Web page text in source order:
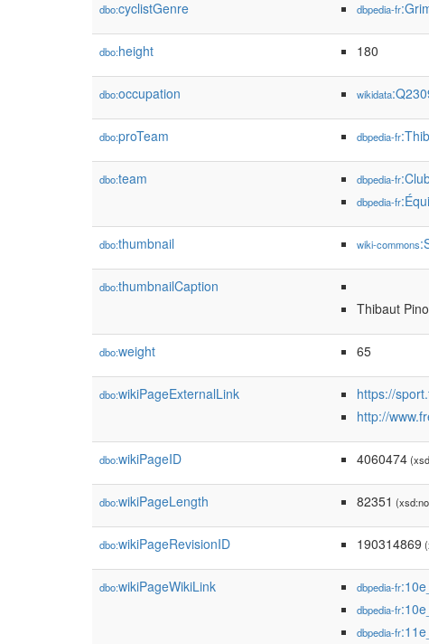
dbo:cyclistGenre dbpedia-fr
dbo:height 180
dbo:occupation wikidata
dbo:proTeam dbpedia-fr
dbo:team dbpedia-fr
dbpedia-fr
dbo:thumbnail wiki-commons
dbo:thumbnailCaption
Thibaut
dbo:weight 65
dbo:wikiPageExternalLink
https://
http://
dbo:wikiPageID 4060474
dbo:wikiPageLength 82351
dbo:wikiPageRevisionID 190314869
dbo:wikiPageWikiLink dbpedia-fr
dbpedia-fr
dbpedia-fr